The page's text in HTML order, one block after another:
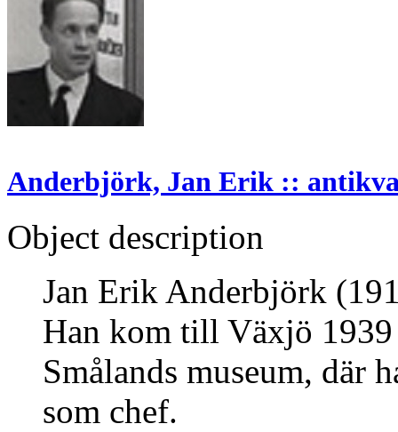
Anderbjörk, Jan Erik ::
Object description
Jan Erik Anderbjörk
Han kom till Växjö 1939
Smålands museum, där
som chef.